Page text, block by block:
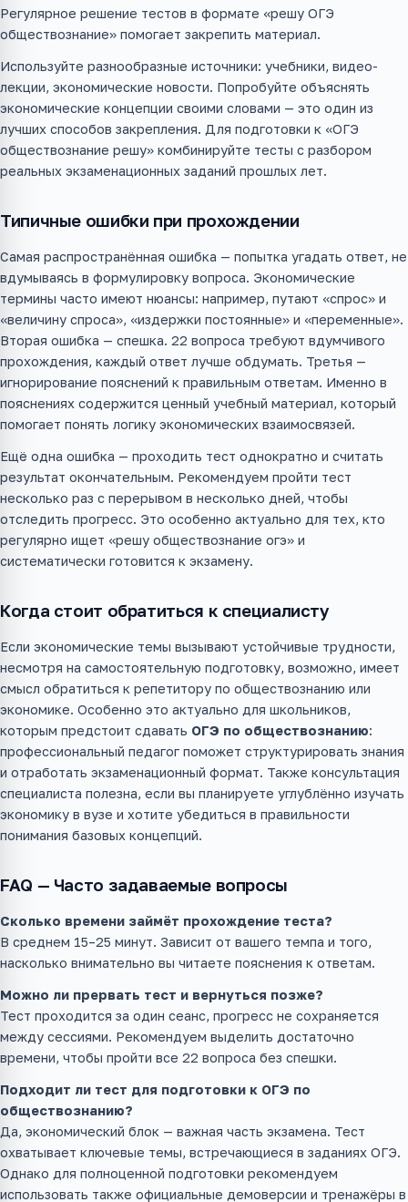
Регулярное решение тестов в формате «решу ОГЭ
обществознание» помогает закрепить материал.
Используйте разнообразные источники: учебники, видео-
лекции, экономические новости. Попробуйте объяснять
экономические концепции своими словами — это один из
лучших способов закрепления. Для подготовки к «ОГЭ
обществознание решу» комбинируйте тесты с разбором
реальных экзаменационных заданий прошлых лет.
Типичные ошибки при прохождении
Самая распространённая ошибка — попытка угадать ответ, не
вдумываясь в формулировку вопроса. Экономические
термины часто имеют нюансы: например, путают «спрос» и
«величину спроса», «издержки постоянные» и «переменные».
Вторая ошибка — спешка. 22 вопроса требуют вдумчивого
прохождения, каждый ответ лучше обдумать. Третья —
игнорирование пояснений к правильным ответам. Именно в
пояснениях содержится ценный учебный материал, который
помогает понять логику экономических взаимосвязей.
Ещё одна ошибка — проходить тест однократно и считать
результат окончательным. Рекомендуем пройти тест
несколько раз с перерывом в несколько дней, чтобы
отследить прогресс. Это особенно актуально для тех, кто
регулярно ищет «решу обществознание огэ» и
систематически готовится к экзамену.
Когда стоит обратиться к специалисту
Если экономические темы вызывают устойчивые трудности,
несмотря на самостоятельную подготовку, возможно, имеет
смысл обратиться к репетитору по обществознанию или
экономике. Особенно это актуально для школьников,
которым предстоит сдавать ОГЭ по обществознанию:
профессиональный педагог поможет структурировать знания
и отработать экзаменационный формат. Также консультация
специалиста полезна, если вы планируете углублённо изучать
экономику в вузе и хотите убедиться в правильности
понимания базовых концепций.
FAQ — Часто задаваемые вопросы
Сколько времени займёт прохождение теста?
В среднем 15–25 минут. Зависит от вашего темпа и того,
насколько внимательно вы читаете пояснения к ответам.
Можно ли прервать тест и вернуться позже?
Тест проходится за один сеанс, прогресс не сохраняется
между сессиями. Рекомендуем выделить достаточно
времени, чтобы пройти все 22 вопроса без спешки.
Подходит ли тест для подготовки к ОГЭ по
обществознанию?
Да, экономический блок — важная часть экзамена. Тест
охватывает ключевые темы, встречающиеся в заданиях ОГЭ.
Однако для полноценной подготовки рекомендуем
использовать также официальные демоверсии и тренажёры в